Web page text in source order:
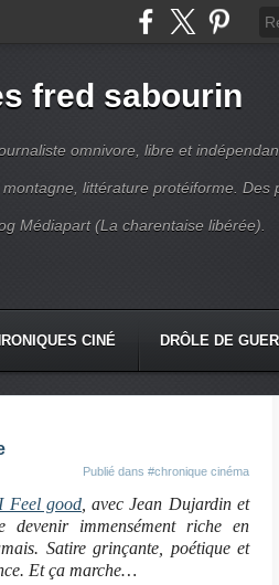
fred sabourin
omnivore, libre et
littérature protéiforme. Des
Médiapart (La charentaise libérée).
CINÉ DRÔLE DE
Publié dans #chronique cinéma
I Feel good, avec Jean Dujardin et
devenir immensément riche en
Satire grinçante, poétique et
Et ça marche…